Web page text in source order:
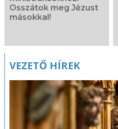
Osszátok meg Jézust
másokkal!
VEZETŐ HÍREK